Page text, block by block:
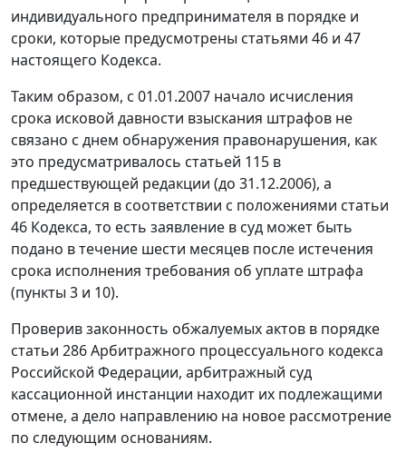
индивидуального предпринимателя в порядке и
сроки, которые предусмотрены статьями 46 и 47
настоящего Кодекса.
Таким образом, с 01.01.2007 начало исчисления
срока исковой давности взыскания штрафов не
связано с днем обнаружения правонарушения, как
это предусматривалось статьей 115 в
предшествующей редакции (до 31.12.2006), а
определяется в соответствии с положениями статьи
46 Кодекса, то есть заявление в суд может быть
подано в течение шести месяцев после истечения
срока исполнения требования об уплате штрафа
(пункты 3 и 10).
Проверив законность обжалуемых актов в порядке
статьи 286Арбитражного процессуального кодекса
Российской Федерации, арбитражный суд
кассационной инстанции находит их подлежащими
отмене, а дело направлению на новое рассмотрение
по следующим основаниям.